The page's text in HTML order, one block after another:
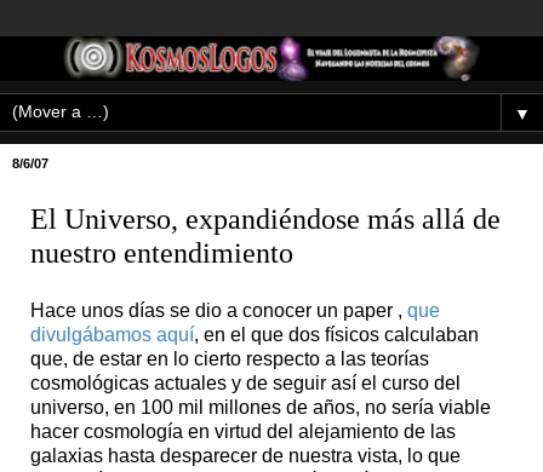
▼
8/6/07
El Universo, expandiéndose más allá de
nuestro entendimiento
Hace unos días se dio a conocer un paper , que
divulgábamos aquí, en el que dos físicos calculaban
que, de estar en lo cierto respecto a las teorías
cosmológicas actuales y de seguir así el curso del
universo, en 100 mil millones de años, no sería viable
hacer cosmología en virtud del alejamiento de las
galaxias hasta desparecer de nuestra vista, lo que